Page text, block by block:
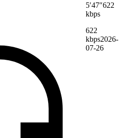
5′47″622
kbps
622
kbps2026-
07-26